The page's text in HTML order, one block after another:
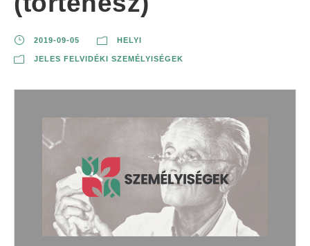
2019-09-05 HELYI
JELES FELVIDÉKI SZEMÉLYISÉGEK